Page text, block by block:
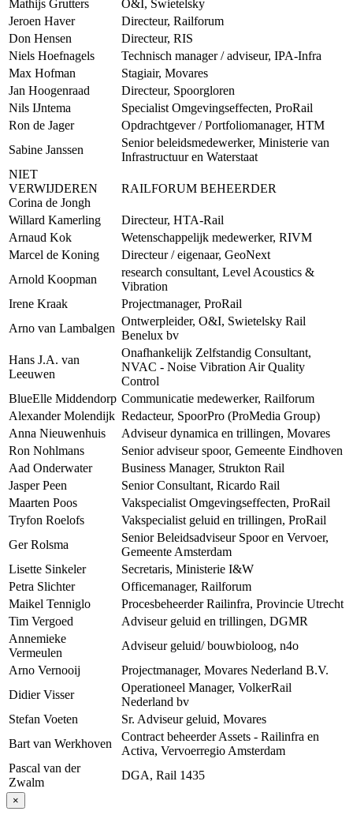
Mathijs Grutters
O&I, Swietelsky
Jeroen Haver
Directeur, Railforum
Don Hensen
Directeur, RIS
Niels Hoefnagels
Technisch manager / adviseur, IPA-Infra
Max Hofman
Stagiair, Movares
Jan Hoogenraad
Directeur, Spoorgloren
Nils IJntema
Specialist Omgevingseffecten, ProRail
Ron de Jager
Opdrachtgever / Portfoliomanager, HTM
Sabine Janssen
Senior beleidsmedewerker, Ministerie van
Infrastructuur en Waterstaat
NIET
VERWIJDEREN
Corina de Jongh
RAILFORUM BEHEERDER
Willard Kamerling
Directeur, HTA-Rail
Arnaud Kok
Wetenschappelijk medewerker, RIVM
Marcel de Koning
Directeur / eigenaar, GeoNext
Arnold Koopman
research consultant, Level Acoustics &
Vibration
Irene Kraak
Projectmanager, ProRail
Arno van Lambalgen
Ontwerpleider, O&I, Swietelsky Rail
Benelux bv
Hans J.A. van
Leeuwen
Onafhankelijk Zelfstandig Consultant,
NVAC - Noise Vibration Air Quality
Control
BlueElle Middendorp Communicatie medewerker, Railforum
Alexander Molendijk Redacteur, SpoorPro (ProMedia Group)
Anna Nieuwenhuis
Adviseur dynamica en trillingen, Movares
Ron Nohlmans
Senior adviseur spoor, Gemeente Eindhoven
Aad Onderwater
Business Manager, Strukton Rail
Jasper Peen
Senior Consultant, Ricardo Rail
Maarten Poos
Vakspecialist Omgevingseffecten, ProRail
Tryfon Roelofs
Vakspecialist geluid en trillingen, ProRail
Ger Rolsma
Senior Beleidsadviseur Spoor en Vervoer,
Gemeente Amsterdam
Lisette Sinkeler
Secretaris, Ministerie I&W
Petra Slichter
Officemanager, Railforum
Maikel Tenniglo
Procesbeheerder Railinfra, Provincie Utrecht
Tim Vergoed
Adviseur geluid en trillingen, DGMR
Annemieke
Vermeulen
Adviseur geluid/ bouwbioloog, n4o
Arno Vernooij
Projectmanager, Movares Nederland B.V.
Didier Visser
Operationeel Manager, VolkerRail
Nederland bv
Stefan Voeten
Sr. Adviseur geluid, Movares
Bart van Werkhoven
Contract beheerder Assets - Railinfra en
Activa, Vervoerregio Amsterdam
Pascal van der
Zwalm
DGA, Rail 1435
×